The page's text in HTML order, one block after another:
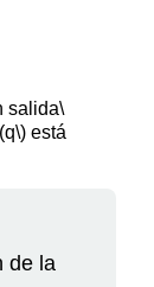
salida\
está
de la